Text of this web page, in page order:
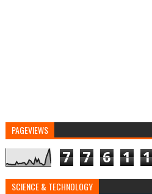
PAGEVIEWS
7 7 6 1 1
SCIENCE & TECHNOLOGY